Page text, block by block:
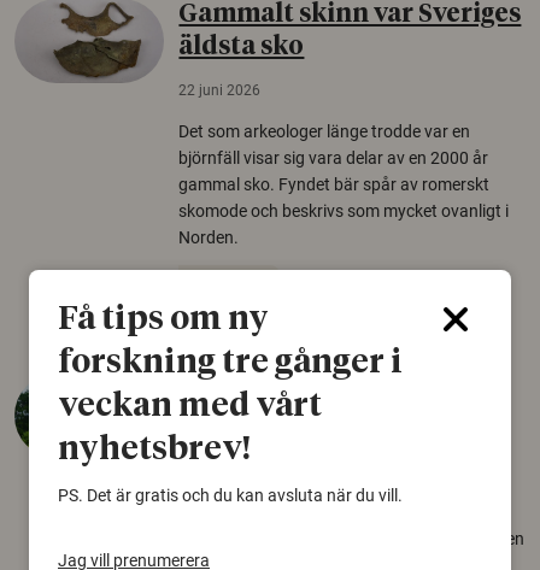
Gammalt skinn var Sveriges
äldsta sko
22 juni 2026
Det som arkeologer länge trodde var en
björnfäll visar sig vara delar av en 2000 år
gammal sko. Fyndet bär spår av romerskt
skomode och beskrivs som mycket ovanligt i
Norden.
Så mycket eklandskap
krävs för att rädda hotade
arter
22 juni 2026
Över tusen arter behöver ekar i sin närhet, men
gamla eklandskap och naturbetesmarker blir
Få tips om ny
forskning tre gånger i
veckan med vårt
nyhetsbrev!
PS. Det är gratis och du kan avsluta när du vill.
Jag vill prenumerera